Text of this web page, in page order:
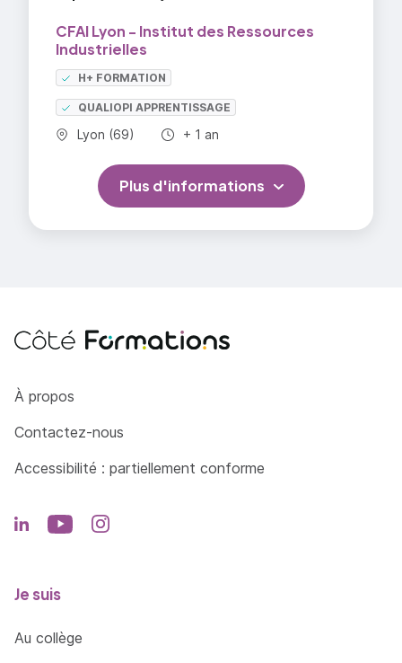
Des systèmes énergétiques autonomes et
Métiers visés :
Électricien;
Installateur électricien;
Installateur domotique;
CFAI Lyon - Institut des Ressources
Industrielles
H+ FORMATION
QUALIOPI APPRENTISSAGE
Commune :
Lyon (69) Durée totale :
+ 1 an
Plus d'informations
Côté Formations
À propos
Contactez-nous
Accessibilité : partiellement conforme
Je suis
Au collège